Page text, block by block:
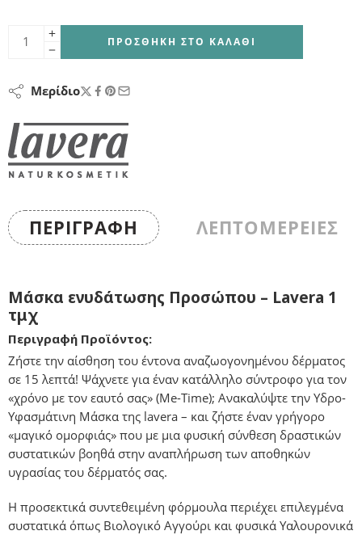
ΠΡΟΣΘΉΚΗ ΣΤΟ ΚΑΛΆΘΙ
Μερίδιο
ΠΕΡΙΓΡΑΦΉ ΛΕΠΤΟΜΕΡΕΙΕΣ
Μάσκα ενυδάτωσης Προσώπου – Lavera 1
τμχ
Περιγραφή Προϊόντος:
Ζήστε την αίσθηση του έντονα αναζωογονημένου δέρματος
σε 15 λεπτά! Ψάχνετε για έναν κατάλληλο σύντροφο για τον
«χρόνο με τον εαυτό σας» (Me-Time); Ανακαλύψτε την Υδρο-
Υφασμάτινη Μάσκα της lavera – και ζήστε έναν γρήγορο
«μαγικό ομορφιάς» που με μια φυσική σύνθεση δραστικών
συστατικών βοηθά στην αναπλήρωση των αποθηκών
υγρασίας του δέρματός σας.
Η προσεκτικά συντεθειμένη φόρμουλα περιέχει επιλεγμένα
συστατικά όπως Βιολογικό Αγγούρι και φυσικά Υαλουρονικά